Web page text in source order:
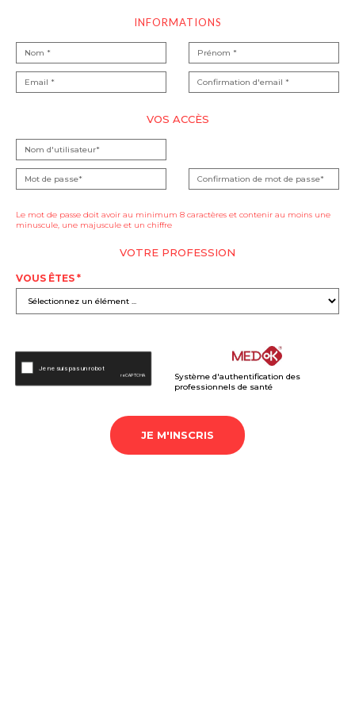
INFORMATIONS
VOS ACCÈS
Le mot de passe doit avoir au minimum 8 caractères et contenir au moins une
minuscule, une majuscule et un chiffre
VOTRE PROFESSION
VOUS ÊTES *
Système d'authentification des
professionnels de santé
JE M'INSCRIS